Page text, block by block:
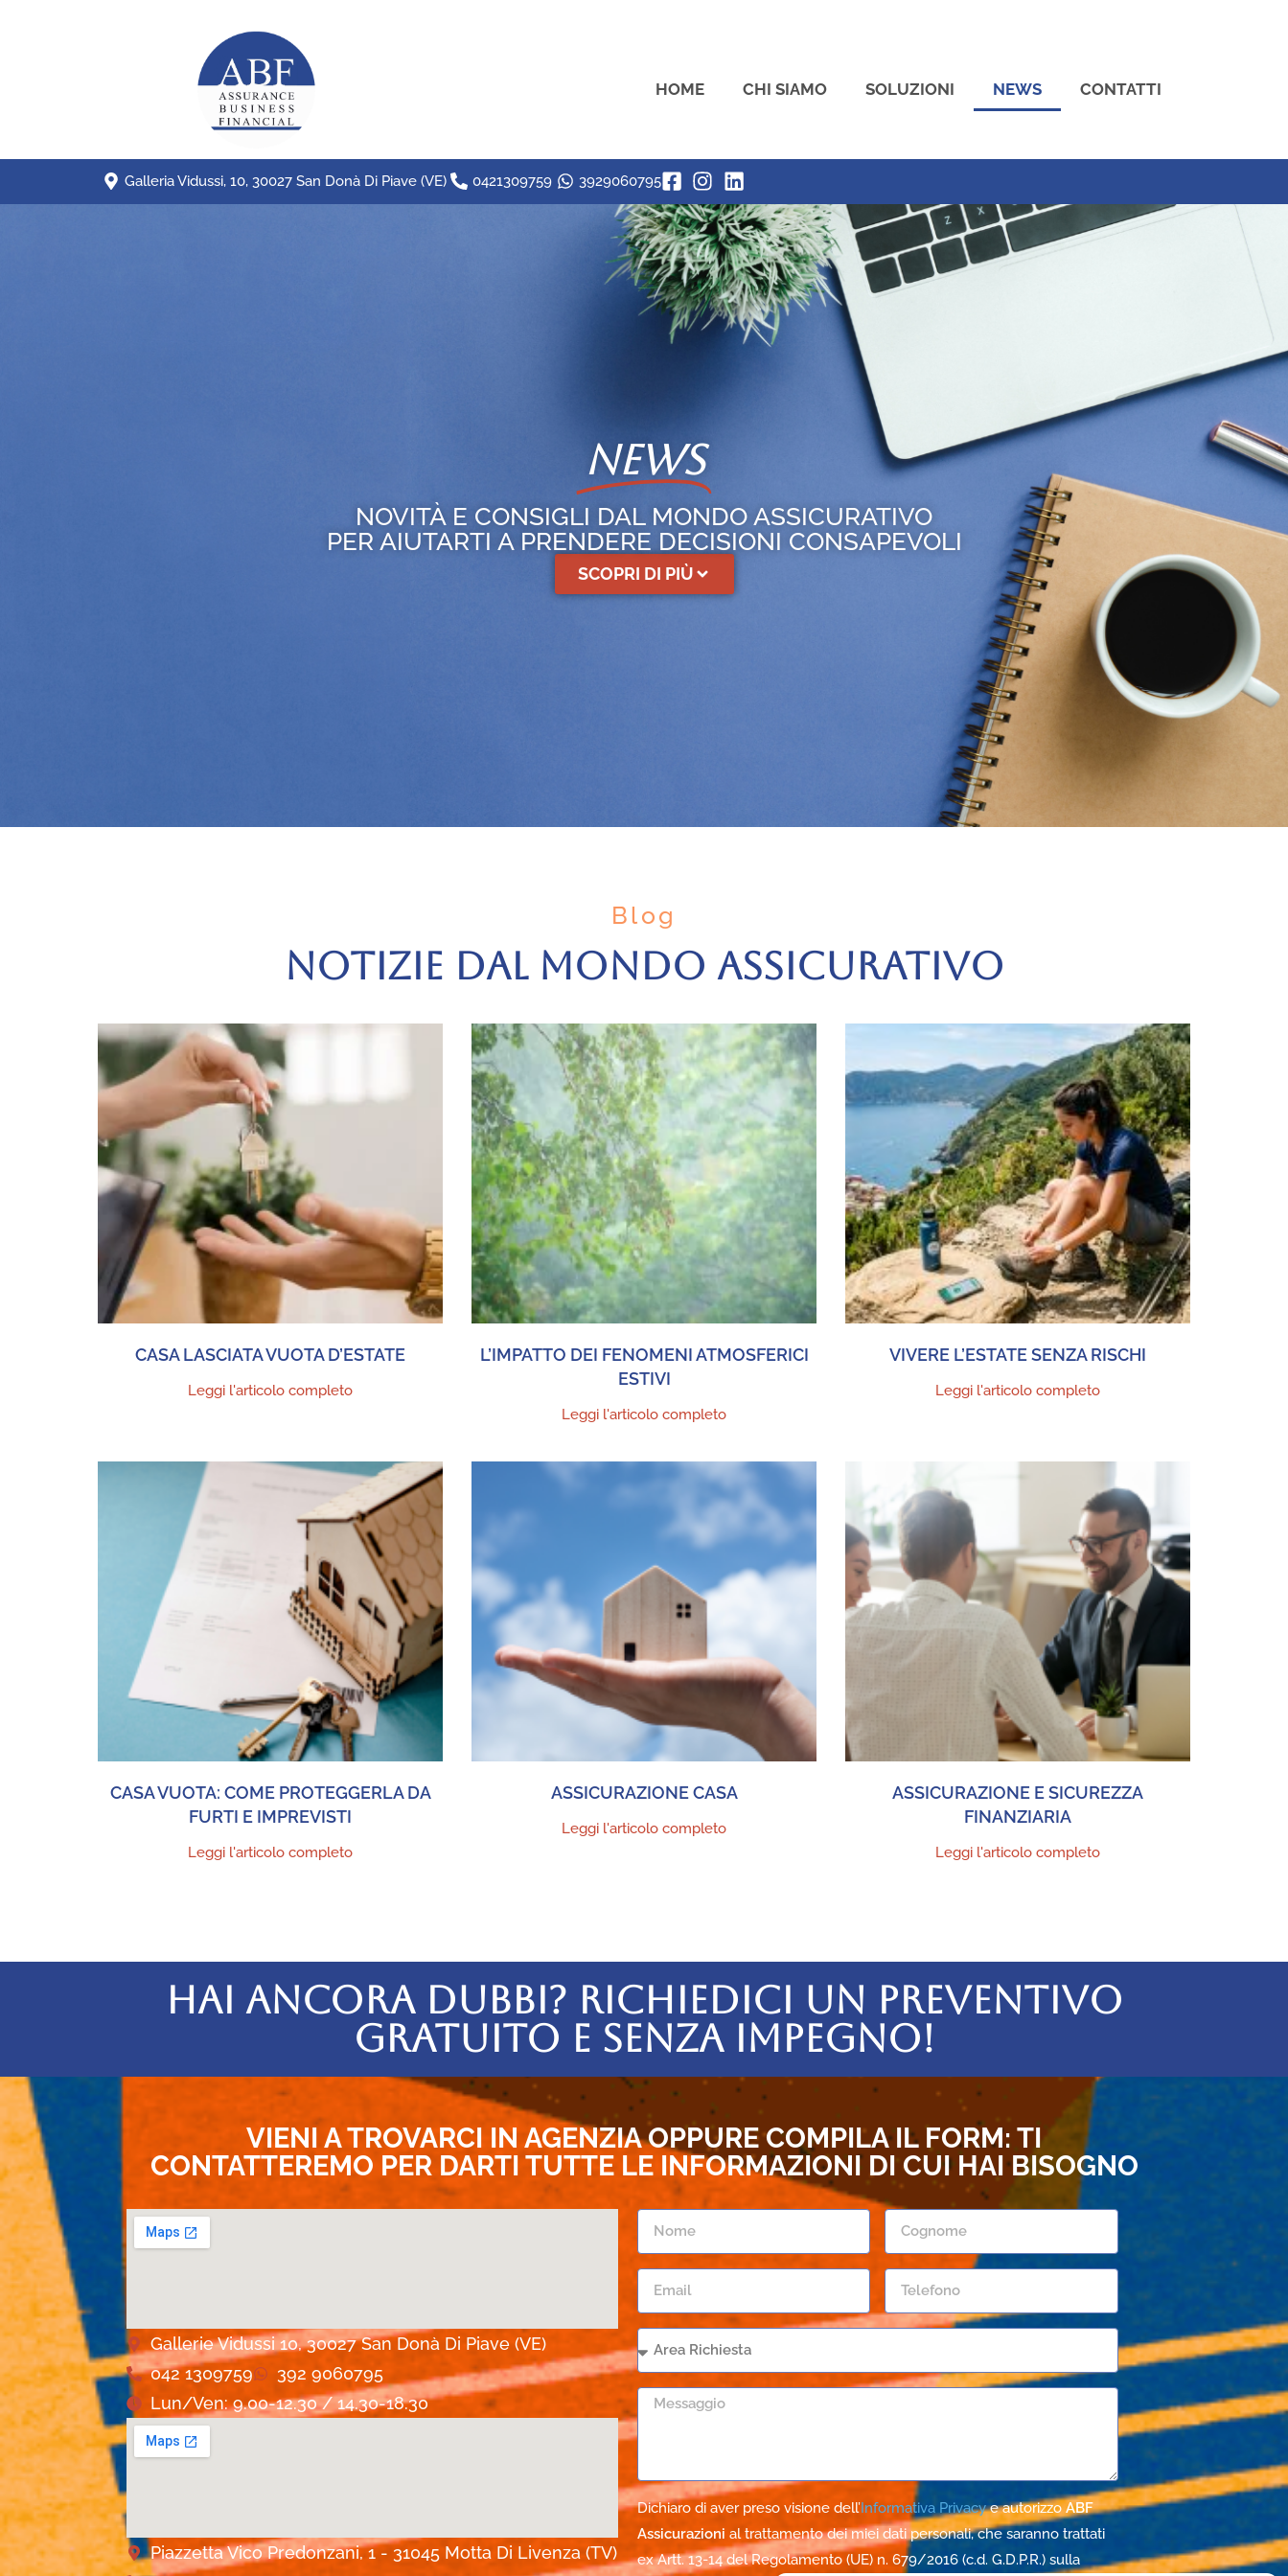
HOME CHI SIAMO SOLUZIONI NEWS CONTATTI
Galleria Vidussi, 10, 30027 San Donà Di Piave (VE) 0421309759 3929060795
SCOPRI DI PIÙ
NEWS
NOVITÀ E CONSIGLI DAL MONDO ASSICURATIVO
PER AIUTARTI A PRENDERE DECISIONI CONSAPEVOLI
Blog
NOTIZIE DAL MONDO ASSICURATIVO
CASA LASCIATA VUOTA D’ESTATE
Leggi l'articolo completo
L’IMPATTO DEI FENOMENI ATMOSFERICI
ESTIVI
Leggi l'articolo completo
VIVERE L’ESTATE SENZA RISCHI
Leggi l'articolo completo
CASA VUOTA: COME PROTEGGERLA DA
FURTI E IMPREVISTI
Leggi l'articolo completo
ASSICURAZIONE CASA
Leggi l'articolo completo
ASSICURAZIONE E SICUREZZA
FINANZIARIA
Leggi l'articolo completo
HAI ANCORA DUBBI? RICHIEDICI UN PREVENTIVO
GRATUITO E SENZA IMPEGNO!
VIENI A TROVARCI IN AGENZIA OPPURE COMPILA IL FORM: TI
CONTATTEREMO PER DARTI TUTTE LE INFORMAZIONI DI CUI HAI BISOGNO
Gallerie Vidussi 10, 30027 San Donà Di Piave (VE)
042 1309759
392 9060795
Lun/Ven: 9.00-12.30 / 14.30-18.30
Piazzetta Vico Predonzani, 1 - 31045 Motta Di Livenza (TV)
Dichiaro di aver preso visione dell’Informativa Privacy e autorizzoABF
Assicurazioni al trattamento dei miei dati personali, che saranno trattati
ex Artt. 13-14 del Regolamento (UE) n. 679/2016 (c.d. G.D.P.R.) sulla